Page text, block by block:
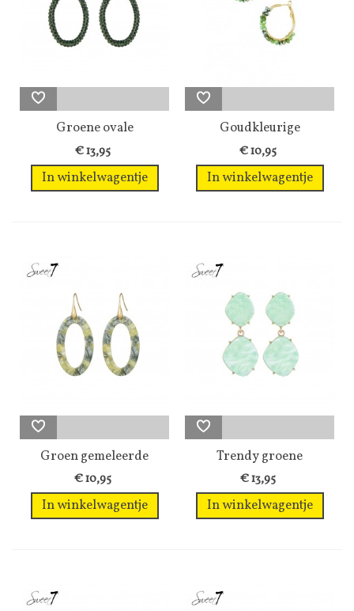
Groene ovale
oorhangers met...
€ 13,95
In winkelwagentje
Goudkleurige
oorringen met...
€ 10,95
In winkelwagentje
Groen gemeleerde
oorhangers
€ 10,95
In winkelwagentje
Trendy groene
oorhangers met...
€ 13,95
In winkelwagentje